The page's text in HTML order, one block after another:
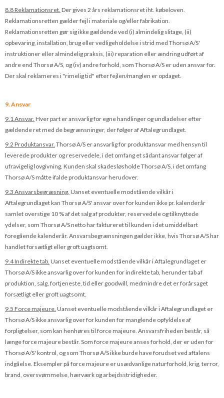
8.8 Reklamationsret. Der gives 2 års reklamationsret iht. købeloven.
Reklamationsretten gælder fejl i materiale og/eller fabrikation.
Reklamationsretten gør sig ikke gældende ved (i) almindelig slitage, (ii)
opbevaring, installa­tion, brug eller vedligeholdelse i strid med Thorsø A/S'
instruktioner eller almindelig praksis, (iii) reparation eller ændring udført af
andre end Thorsø A/S, og (iv) andre forhold, som Thorsø A/S er uden ansvar for.
Der skal reklameres i "rimelig tid" efter fejlen/manglen er opdaget.
9. Ansvar
9.1 Ansvar. Hver part er ansvarlig for egne handlinger og undladelser efter
gældende ret med de begrænsninger, der følger af Aftalegrundlaget.
9.2 Produktansvar. Thorsø A/S er ansvarlig for produktansvar med hensyn til
leverede produkter og reservedele, i det omfang et sådant ansvar følger af
ufravigelig lovgivning. Kunden skal skadesløsholde Thorsø A/S, i det omfang
Thorsø A/S måtte ifalde produktansvar herudover.
9.3 Ansvarsbegræsning. Uanset eventuelle modstående vilkår i
Aftalegrundlaget kan Thorsø A/S' ansvar over for kunden ikke pr. kalenderår
samlet overstige 10 % af det salg af produkter, reservedele og tilknyttede
ydelser, som Thorsø A/S netto har faktureret til kunden i det umiddelbart
foregående kalenderår. Ansvarsbegræns­ningen gælder ikke, hvis Thorsø A/S har
handlet forsætligt eller groft uagtsomt.
9.4 Indirekte tab. Uanset eventuelle modstående vilkår i Aftalegrundlaget er
Thorsø A/S ikke ansvarlig over for kunden for indirekte tab, herunder tab af
produktion, salg, fortjeneste, tid eller goodwill, medmindre det er forårsaget
forsætligt eller groft uagtsomt.
9.5 Force majeure. Uanset eventuelle modstående vilkår i Aftalegrundlaget er
Thorsø A/S ikke ansvarlig over for kunden for manglende opfyldelse af
forpligtelser, som kan henhøres til force majeure. Ansvarsfriheden består, så
længe force majeure består. Som force majeure anses forhold, der er uden for
Thorsø A/S' kontrol, og som Thorsø A/S ikke burde have forudset ved aftalens
indgåelse. Eksempler på force majeure er usædvanlige naturforhold, krig, terror,
brand, oversvømmelse, hærværk og arbejdsstridigheder.